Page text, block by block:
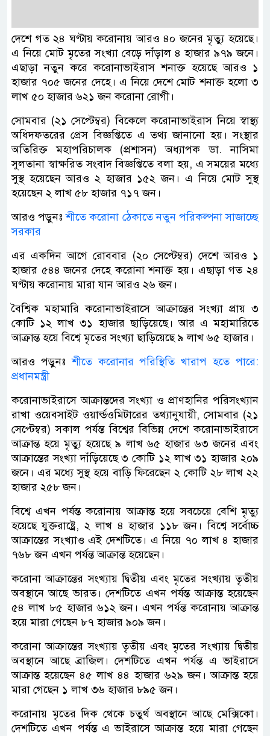
দেশে গত ২৪ ঘণ্টায় করোনায় আরও ৪০ জনের মৃত্যু হয়েছে।
এ নিয়ে মোট মৃতের সংখ্যা বেড়ে দাঁড়াল ৪ হাজার ৯৭৯ জনে।
এছাড়া নতুন করে করোনাভাইরাস শনাক্ত হয়েছে আরও ১
হাজার ৭০৫ জনের দেহে। এ নিয়ে দেশে মোট শনাক্ত হলো ৩
লাখ ৫০ হাজার ৬২১ জন করোনা রোগী।
সোমবার (২১ সেপ্টেম্বর) বিকেলে করোনাভাইরাস নিয়ে স্বাস্থ্য
অধিদফতরের প্রেস বিজ্ঞপ্তিতে এ তথ্য জানানো হয়। সংস্থার
অতিরিক্ত মহাপরিচালক (প্রশাসন) অধ্যাপক ডা. নাসিমা
সুলতানা স্বাক্ষরিত সংবাদ বিজ্ঞপ্তিতে বলা হয়, এ সময়ের মধ্যে
সুস্থ হয়েছেন আরও ২ হাজার ১৫২ জন। এ নিয়ে মোট সুস্থ
হয়েছেন ২ লাখ ৫৮ হাজার ৭১৭ জন।
আরও পড়ুনঃশীতে করোনা ঠেকাতে নতুন পরিকল্পনা সাজাচ্ছে
সরকার
এর একদিন আগে রোববার (২০ সেপ্টেম্বর) দেশে আরও ১
হাজার ৫৪৪ জনের দেহে করোনা শনাক্ত হয়। এছাড়া গত ২৪
ঘণ্টায় করোনায় মারা যান আরও ২৬ জন।
বৈশ্বিক মহামারি করোনাভাইরাসে আক্রান্তের সংখ্যা প্রায় ৩
কোটি ১২ লাখ ৩১ হাজার ছাড়িয়েছে। আর এ মহামারিতে
আক্রান্ত হয়ে বিশ্বে মৃতের সংখ্যা ছাড়িয়েছে ৯ লাখ ৬৫ হাজার।
আরও পড়ুনঃশীতে করোনার পরিস্থিতি খারাপ হতে পারে:
প্রধানমন্ত্রী
করোনাভাইরাসে আক্রান্তদের সংখ্যা ও প্রাণহানির পরিসংখ্যান
রাখা ওয়েবসাইট ওয়ার্ল্ডওমিটারের তথ্যানুযায়ী, সোমবার (২১
সেপ্টেম্বর) সকাল পর্যন্ত বিশ্বের বিভিন্ন দেশে করোনাভাইরাসে
আক্রান্ত হয়ে মৃত্যু হয়েছে ৯ লাখ ৬৫ হাজার ৬৩ জনের এবং
আক্রান্তের সংখ্যা দাঁড়িয়েছে ৩ কোটি ১২ লাখ ৩১ হাজার ২০৯
জনে। এর মধ্যে সুস্থ হয়ে বাড়ি ফিরেছেন ২ কোটি ২৮ লাখ ২২
হাজার ২৫৮ জন।
বিশ্বে এখন পর্যন্ত করোনায় আক্রান্ত হয়ে সবচেয়ে বেশি মৃত্যু
হয়েছে যুক্তরাষ্ট্রে, ২ লাখ ৪ হাজার ১১৮ জন। বিশ্বে সর্বোচ্চ
আক্রান্তের সংখ্যাও এই দেশটিতে। এ নিয়ে ৭০ লাখ ৪ হাজার
৭৬৮ জন এখন পর্যন্ত আক্রান্ত হয়েছেন।
করোনা আক্রান্তের সংখ্যায় দ্বিতীয় এবং মৃতের সংখ্যায় তৃতীয়
অবস্থানে আছে ভারত। দেশটিতে এখন পর্যন্ত আক্রান্ত হয়েছেন
৫৪ লাখ ৮৫ হাজার ৬১২ জন। এখন পর্যন্ত করোনায় আক্রান্ত
হয়ে মারা গেছেন ৮৭ হাজার ৯০৯ জন।
করোনা আক্রান্তের সংখ্যায় তৃতীয় এবং মৃতের সংখ্যায় দ্বিতীয়
অবস্থানে আছে ব্রাজিল। দেশটিতে এখন পর্যন্ত এ ভাইরাসে
আক্রান্ত হয়েছেন ৪৫ লাখ ৪৪ হাজার ৬২৯ জন। আক্রান্ত হয়ে
মারা গেছেন ১ লাখ ৩৬ হাজার ৮৯৫ জন।
করোনায় মৃতের দিক থেকে চতুর্থ অবস্থানে আছে মেক্সিকো।
দেশটিতে এখন পর্যন্ত এ ভাইরাসে আক্রান্ত হয়ে মারা গেছেন